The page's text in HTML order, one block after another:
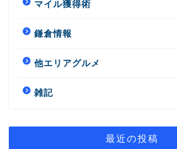
マイル獲得術
鎌倉情報
他エリアグルメ
雑記
最近の投稿